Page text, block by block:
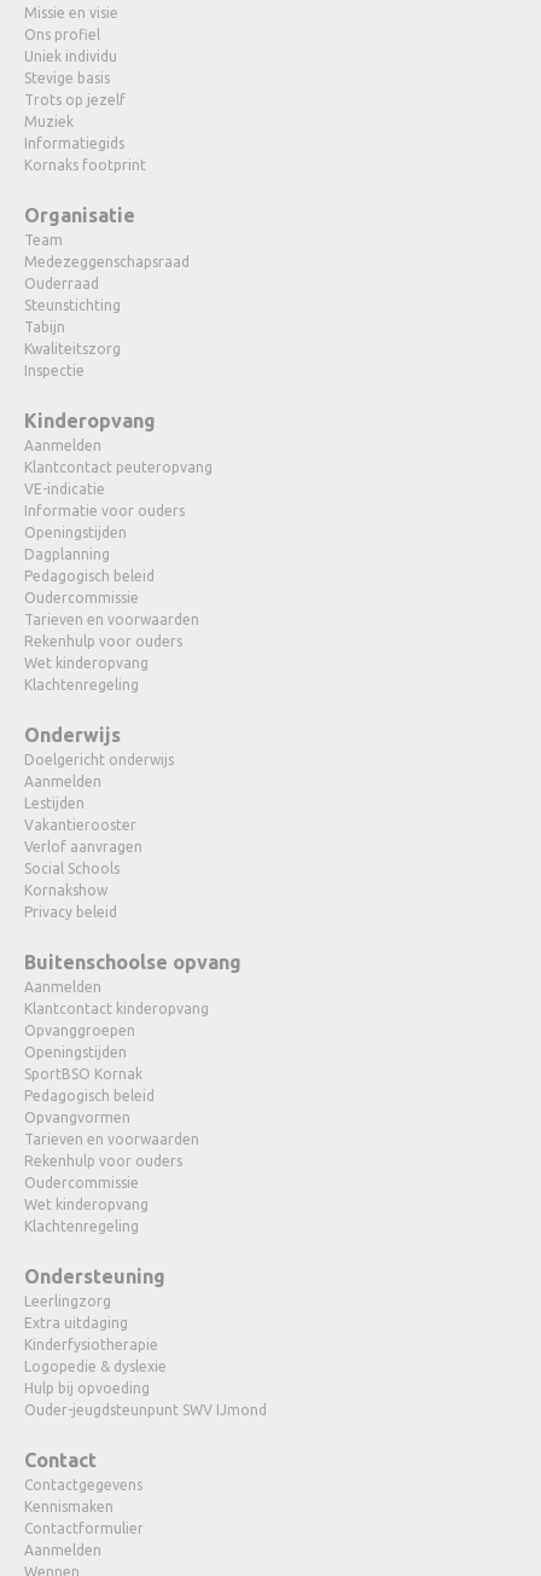
Missie en visie
Ons profiel
Uniek individu
Stevige basis
Trots op jezelf
Muziek
Informatiegids
Kornaks footprint
Organisatie
Team
Medezeggenschapsraad
Ouderraad
Steunstichting
Tabijn
Kwaliteitszorg
Inspectie
Kinderopvang
Aanmelden
Klantcontact peuteropvang
VE-indicatie
Informatie voor ouders
Openingstijden
Dagplanning
Pedagogisch beleid
Oudercommissie
Tarieven en voorwaarden
Rekenhulp voor ouders
Wet kinderopvang
Klachtenregeling
Onderwijs
Doelgericht onderwijs
Aanmelden
Lestijden
Vakantierooster
Verlof aanvragen
Social Schools
Kornakshow
Privacy beleid
Buitenschoolse opvang
Aanmelden
Klantcontact kinderopvang
Opvanggroepen
Openingstijden
SportBSO Kornak
Pedagogisch beleid
Opvangvormen
Tarieven en voorwaarden
Rekenhulp voor ouders
Oudercommissie
Wet kinderopvang
Klachtenregeling
Ondersteuning
Leerlingzorg
Extra uitdaging
Kinderfysiotherapie
Logopedie & dyslexie
Hulp bij opvoeding
Ouder-jeugdsteunpunt SWV IJmond
Contact
Contactgegevens
Kennismaken
Contactformulier
Aanmelden
Wennen